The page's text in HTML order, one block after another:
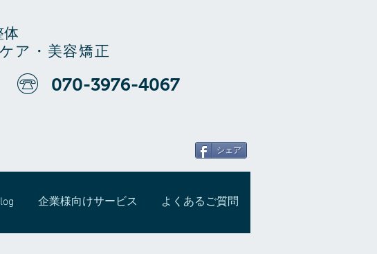
体
ア・美容矯正
070-3976-4067
シェア
企業様向けサービス よくあるご質問